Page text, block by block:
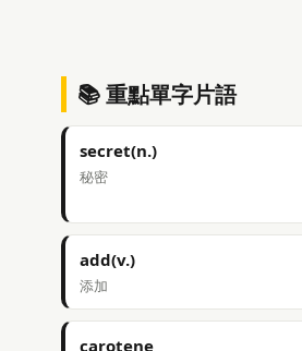
📚 重點單字片語
secret(n.)
秘密
add(v.)
添加
carotene